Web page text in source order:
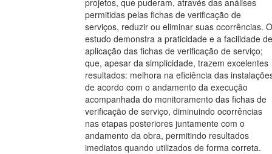
projetos, que puderam, através das análises
permitidas pelas fichas de verificação de
serviços, reduzir ou eliminar suas ocorrências. O
estudo demonstra a praticidade e a facilidade de
aplicação das fichas de verificação de serviço;
que, apesar da simplicidade, trazem excelentes
resultados: melhora na eficiência das
de acordo com o andamento da execução
acompanhada do monitoramento das fichas de
verificação de serviço, diminuindo ocorrências
nas etapas posteriores juntamente com o
andamento da obra, permitindo resultados
imediatos quando utilizados de forma correta.